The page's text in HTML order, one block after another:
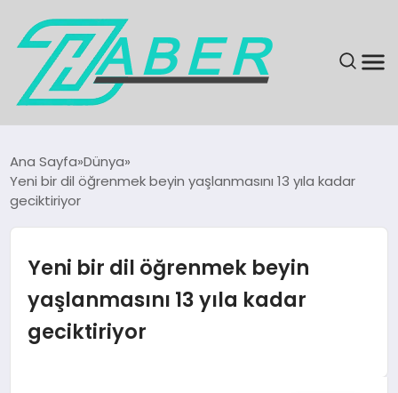
GÜNDEM
EĞITIM
Ana Sayfa Dünya
Yeni bir dil öğrenmek beyin yaşlanmasını 13 yıla kadar
geciktiriyor
Yeni bir dil öğrenmek beyin
yaşlanmasını 13 yıla kadar
geciktiriyor